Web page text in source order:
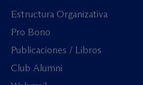
Estructura Organizativa
Pro Bono
Publicaciones / Libros
Club Alumni